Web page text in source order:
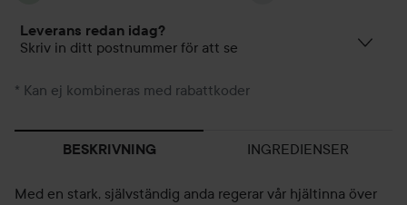
Leverans redan idag?
Skriv in ditt postnummer för att se
* Kan ej kombineras med rabattkoder
BESKRIVNING INGREDIENSER
Med en stark, självständig anda regerar vår hjältinna över